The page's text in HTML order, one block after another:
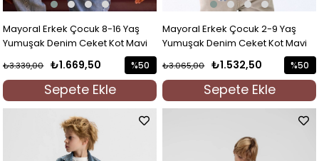
Mayoral Erkek Çocuk 8-16 Yaş
Yumuşak Denim Ceket Kot Mavi
₺1.669,50
₺3.339,00
Sepete Ekle
%50
İndirim
%50İndirim
Mayoral Erkek Çocuk 2-9 Yaş
Yumuşak Denim Ceket Kot Mavi
₺1.532,50
₺3.065,00
Sepete Ekle
%50
İndirim